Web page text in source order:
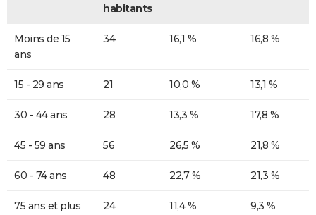
habitants
Moins de 15
ans
34 16,1 % 16,8 %
15 - 29 ans 21 10,0 % 13,1 %
30 - 44 ans 28 13,3 % 17,8 %
45 - 59 ans 56 26,5 % 21,8 %
60 - 74 ans 48 22,7 % 21,3 %
75 ans et plus 24 11,4 % 9,3 %